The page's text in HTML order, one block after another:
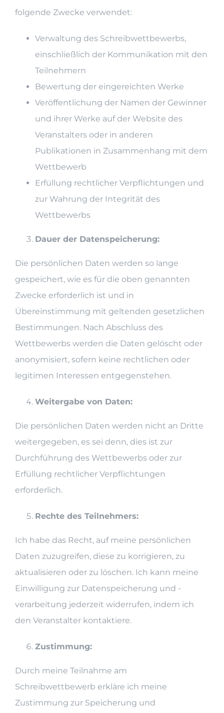
folgende Zwecke verwendet:
Verwaltung des Schreibwettbewerbs,
einschließlich der Kommunikation mit den
Teilnehmern
Bewertung der eingereichten Werke
Veröffentlichung der Namen der Gewinner
und ihrer Werke auf der Website des
Veranstalters oder in anderen
Publikationen in Zusammenhang mit dem
Wettbewerb
Erfüllung rechtlicher Verpflichtungen und
zur Wahrung der Integrität des
Wettbewerbs
Dauer der Datenspeicherung:
Die persönlichen Daten werden so lange
gespeichert, wie es für die oben genannten
Zwecke erforderlich ist und in
Übereinstimmung mit geltenden gesetzlichen
Bestimmungen. Nach Abschluss des
Wettbewerbs werden die Daten gelöscht oder
anonymisiert, sofern keine rechtlichen oder
legitimen Interessen entgegenstehen.
Weitergabe von Daten:
Die persönlichen Daten werden nicht an Dritte
weitergegeben, es sei denn, dies ist zur
Durchführung des Wettbewerbs oder zur
Erfüllung rechtlicher Verpflichtungen
erforderlich.
Rechte des Teilnehmers:
Ich habe das Recht, auf meine persönlichen
Daten zuzugreifen, diese zu korrigieren, zu
aktualisieren oder zu löschen. Ich kann meine
Einwilligung zur Datenspeicherung und -
verarbeitung jederzeit widerrufen, indem ich
den Veranstalter kontaktiere.
Zustimmung:
Durch meine Teilnahme am
Schreibwettbewerb erkläre ich meine
Zustimmung zur Speicherung und